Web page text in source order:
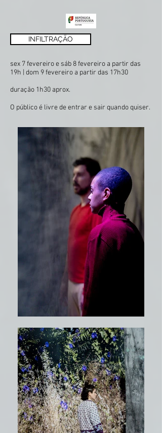
INFILTRAÇÃO
sex 7 fevereiro e sáb 8 fevereiro a partir das
19h | dom 9 fevereiro a partir das 17h30
duração 1h30 aprox.
O público é livre de entrar e sair quando quiser.